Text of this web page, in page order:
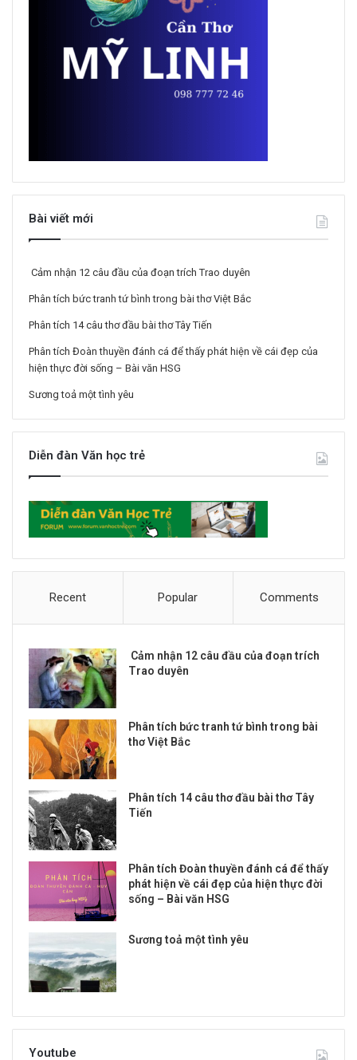
Bài viết mới
Cảm nhận 12 câu đầu của đoạn trích Trao duyên
Phân tích bức tranh tứ bình trong bài thơ Việt Bắc
Phân tích 14 câu thơ đầu bài thơ Tây Tiến
Phân tích Đoàn thuyền đánh cá để thấy phát hiện về cái đẹp của
hiện thực đời sống – Bài văn HSG
Sương toả một tình yêu
Diễn đàn Văn học trẻ
Recent Popular Comments
Cảm nhận 12 câu đầu của đoạn trích
Trao duyên
Phân tích bức tranh tứ bình trong bài
thơ Việt Bắc
Phân tích 14 câu thơ đầu bài thơ Tây
Tiến
Phân tích Đoàn thuyền đánh cá để thấy
phát hiện về cái đẹp của hiện thực đời
sống – Bài văn HSG
Sương toả một tình yêu
Youtube